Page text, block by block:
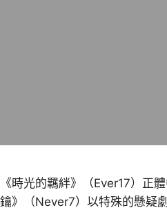
《時光的羈絆》（Ever17）正
鑰》（Never7）以特殊的懸疑